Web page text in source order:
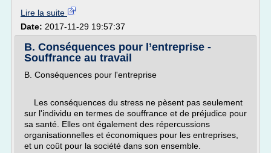
Lire la suite
Date: 2017-11-29 19:57:37
B. Conséquences pour l’entreprise -
Souffrance au travail
B. Conséquences pour l'entreprise
Les conséquences du stress ne pèsent pas seulement
sur l'individu en termes de souffrance et de préjudice pour
sa santé. Elles ont également des répercussions
organisationnelles et économiques pour les entreprises,
et un coût pour la société dans son ensemble.